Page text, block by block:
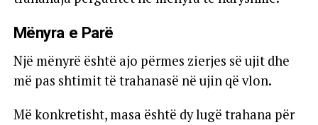
Mënyra e Parë
Një mënyrë është ajo përmes zierjes së ujit dhe
më pas shtimit të trahanasë në ujin që vlon.
Më konkretisht, masa është dy lugë trahana për